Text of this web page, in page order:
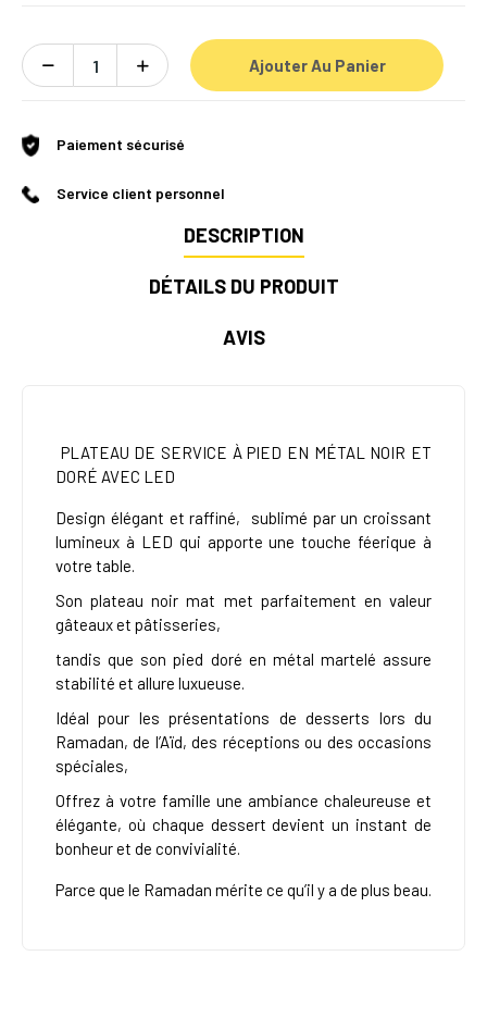
Ajouter Au Panier
Paiement sécurisé
Service client personnel
DESCRIPTION
DÉTAILS DU PRODUIT
AVIS
PLATEAU DE SERVICE À PIED EN MÉTAL NOIR ET
DORÉ AVEC LED
Design élégant et raffiné, sublimé par un croissant
lumineux à LED qui apporte une touche féerique à
votre table.
Son plateau noir mat met parfaitement en valeur
gâteaux et pâtisseries,
tandis que son pied doré en métal martelé assure
stabilité et allure luxueuse.
Idéal pour les présentations de desserts lors du
Ramadan, de l’Aïd, des réceptions ou des occasions
spéciales,
Offrez à votre famille une ambiance chaleureuse et
élégante, où chaque dessert devient un instant de
bonheur et de convivialité.
Parce que le Ramadan mérite ce qu’il y a de plus beau.